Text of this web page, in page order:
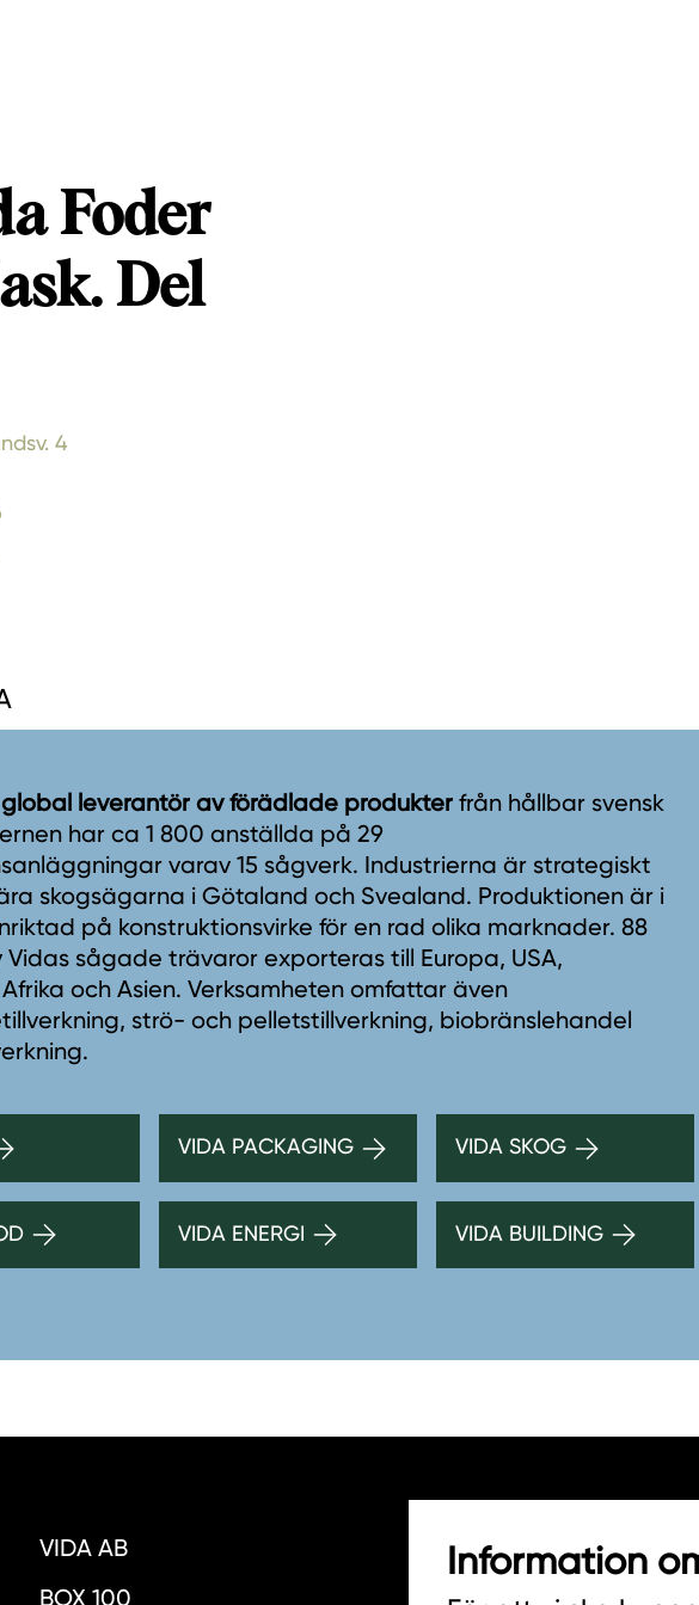
Foder
Del
4
leverantör av förädlade produkter från hållbar svensk
har ca 1 800 anställda på 29
varav 15 sågverk. Industrierna är strategiskt
skogsägarna i Götaland och Svealand. Produktionen är i
på konstruktionsvirke för en rad olika marknader. 88
sågade trävaror exporteras till Europa, USA,
och Asien. Verksamheten omfattar även
strö- och pelletstillverkning, biobränslehandel
VIDA PACKAGING VIDA SKOG
VIDA ENERGI VIDA BUILDING
VIDA AB
BOX 100
HITTA
Information